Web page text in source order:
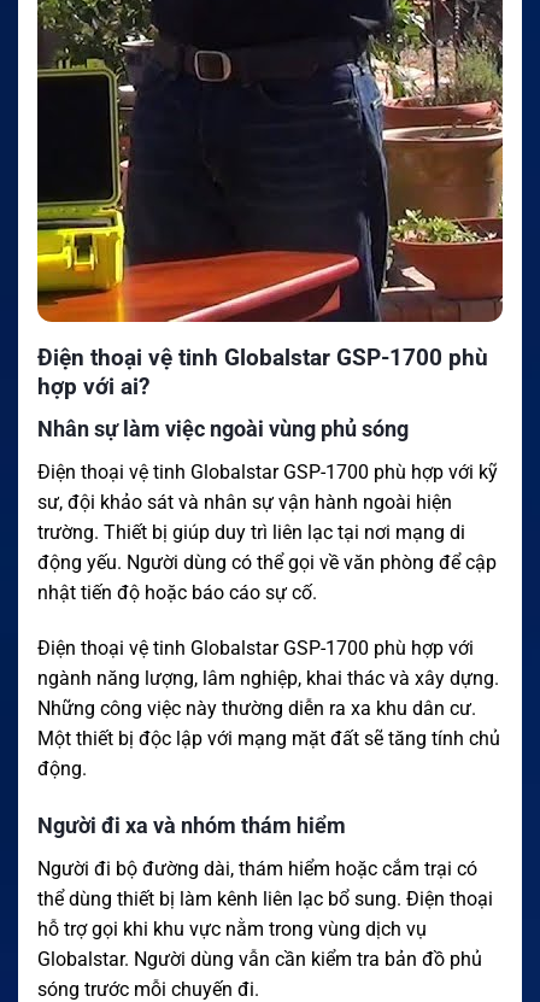
Điện thoại vệ tinh Globalstar GSP-1700 phù
hợp với ai?
Nhân sự làm việc ngoài vùng phủ sóng
Điện thoại vệ tinh Globalstar GSP-1700 phù hợp với kỹ
sư, đội khảo sát và nhân sự vận hành ngoài hiện
trường. Thiết bị giúp duy trì liên lạc tại nơi mạng di
động yếu. Người dùng có thể gọi về văn phòng để cập
nhật tiến độ hoặc báo cáo sự cố.
Điện thoại vệ tinh Globalstar GSP-1700 phù hợp với
ngành năng lượng, lâm nghiệp, khai thác và xây dựng.
Những công việc này thường diễn ra xa khu dân cư.
Một thiết bị độc lập với mạng mặt đất sẽ tăng tính chủ
động.
Người đi xa và nhóm thám hiểm
Người đi bộ đường dài, thám hiểm hoặc cắm trại có
thể dùng thiết bị làm kênh liên lạc bổ sung. Điện thoại
hỗ trợ gọi khi khu vực nằm trong vùng dịch vụ
Globalstar. Người dùng vẫn cần kiểm tra bản đồ phủ
sóng trước mỗi chuyến đi.